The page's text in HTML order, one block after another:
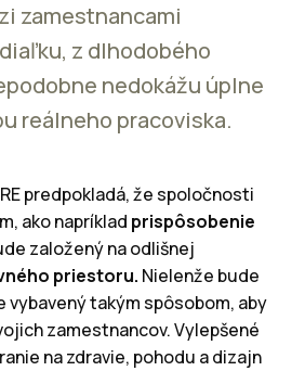
zamestnancami
z dlhodobého
nedokážu úplne
reálneho pracoviska.
predpokladá, že spoločnosti
ako napríklad prispôsobenie
založený na odlišnej
priestoru. Nielenže bude
vybavený takým spôsobom, aby
zamestnancov. Vylepšené
na zdravie, pohodu a dizajn